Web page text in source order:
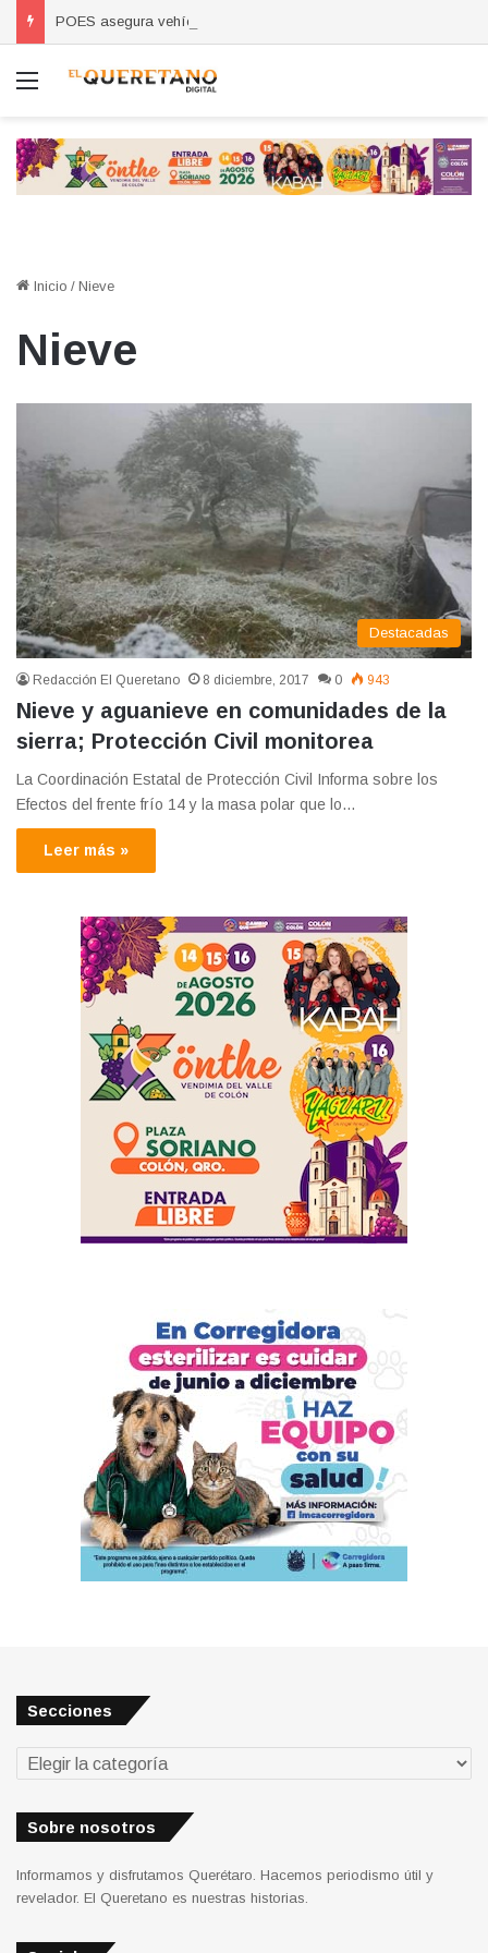
Menú
Inicio / Nieve
Nieve
Destacadas
Redacción El Queretano 8 diciembre, 2017 0 943
Nieve y aguanieve en comunidades de la
sierra; Protección Civil monitorea
La Coordinación Estatal de Protección Civil Informa sobre los
Efectos del frente frío 14 y la masa polar que lo…
Leer más »
Secciones
Secciones
Sobre nosotros
Informamos y disfrutamos Querétaro. Hacemos periodismo útil y
revelador. El Queretano es nuestras historias.